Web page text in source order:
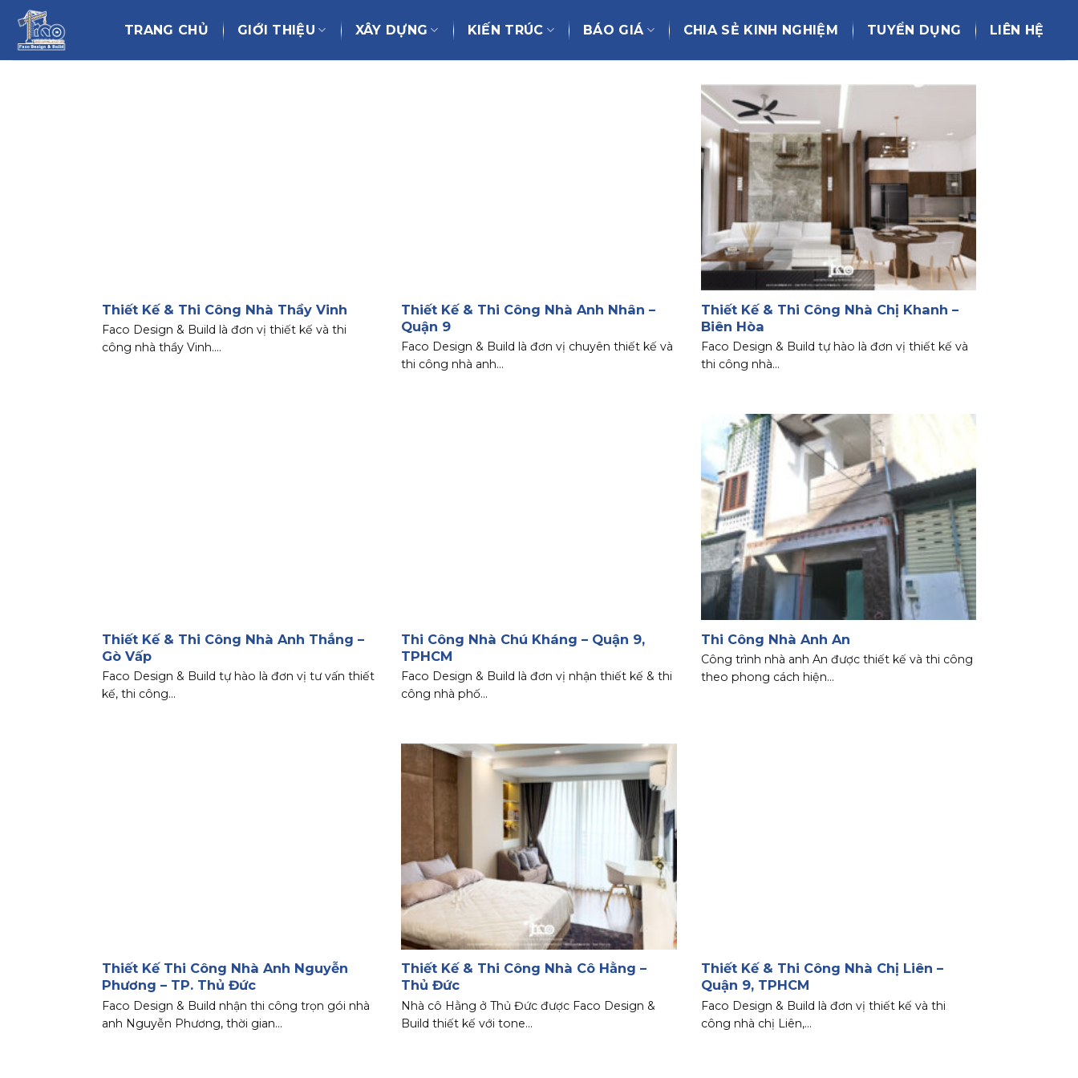
Chuyển
đến
nội
TRANG CHỦ GIỚI THIỆU XÂY DỰNG KIẾN TRÚC BÁO GIÁ CHIA SẺ KINH NGHIỆM TUYỂN DỤNG LIÊN HỆ
Thiết Kế & Thi Công Nhà Thầy Vinh
Faco Design & Build là đơn vị thiết kế và thi
công nhà thầy Vinh....
Thiết Kế & Thi Công Nhà Anh Nhân –
Quận 9
Faco Design & Build là đơn vị chuyên thiết kế và
thi công nhà anh...
Thiết Kế & Thi Công Nhà Chị Khanh –
Biên Hòa
Faco Design & Build tự hào là đơn vị thiết kế và
thi công nhà...
Thiết Kế & Thi Công Nhà Anh Thắng –
Gò Vấp
Faco Design & Build tự hào là đơn vị tư vấn thiết
kế, thi công...
Thi Công Nhà Chú Kháng – Quận 9,
TPHCM
Faco Design & Build là đơn vị nhận thiết kế & thi
công nhà phố...
Thi Công Nhà Anh An
Công trình nhà anh An được thiết kế và thi công
theo phong cách hiện...
Thiết Kế Thi Công Nhà Anh Nguyễn
Phương – TP. Thủ Đức
Faco Design & Build nhận thi công trọn gói nhà
anh Nguyễn Phương, thời gian...
Thiết Kế & Thi Công Nhà Cô Hằng –
Thủ Đức
Nhà cô Hằng ở Thủ Đức được Faco Design &
Build thiết kế với tone...
Thiết Kế & Thi Công Nhà Chị Liên –
Quận 9, TPHCM
Faco Design & Build là đơn vị thiết kế và thi
công nhà chị Liên,...